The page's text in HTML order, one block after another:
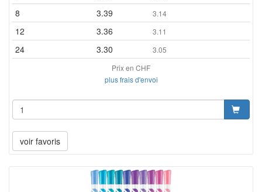
8 3.39 3.14
12 3.36 3.11
24 3.30
3.05
Prix en CHF
plus frais d'envoi
voir favoris